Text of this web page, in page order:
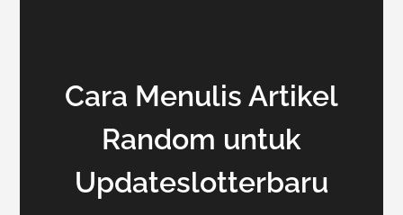
Cara Menulis Artikel
Random untuk
Updateslotterbaru